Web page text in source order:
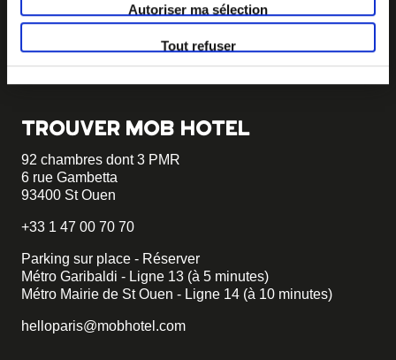
Autoriser ma sélection
Tout refuser
Vous souhaitez créer votre MOB HOTEL et prendre part
à notre mouvement,écrivez-nous et racontez nous votre
projet, nous vous dirons comment faire.
TROUVER MOB HOTEL
92 chambres dont 3 PMR
6 rue Gambetta
93400 St Ouen
+33 1 47 00 70 70
Parking sur place - Réserver
Métro Garibaldi - Ligne 13 (à 5 minutes)
Métro Mairie de St Ouen - Ligne 14 (à 10 minutes)
helloparis@mobhotel.com